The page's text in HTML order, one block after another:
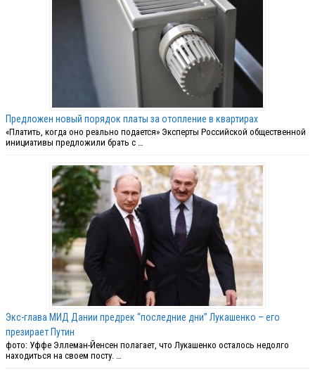
Предложен новый порядок платы за отопление в квартирах
«Платить, когда оно реально подается» Эксперты Российской общественной
инициативы предложили брать с …
Экс-глава МИД Дании предрек “последние дни” Лукашенко – его
презирает Путин
фото: Уффе Эллеман-Йенсен полагает, что Лукашенко осталось недолго
находиться на своем посту. …